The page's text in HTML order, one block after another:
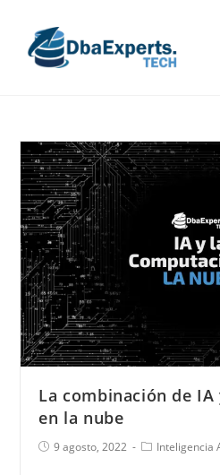
La combinación de
en la nube
9 agosto, 2022 Inteligencia